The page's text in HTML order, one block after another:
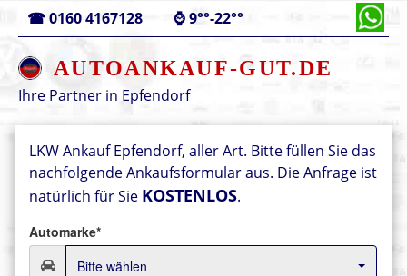
☎0160 4167128 ⌚9°°-22°°
AUTOANKAUF-GUT.DE
Ihre Partner in Epfendorf
LKW Ankauf Epfendorf, aller Art. Bitte füllen Sie das
nachfolgende Ankaufsformular aus. Die Anfrage ist
natürlich für Sie KOSTENLOS.